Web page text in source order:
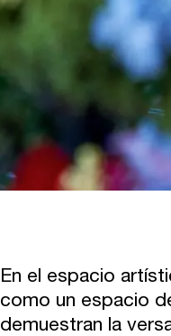
En el espacio
como un espacio
demuestran la